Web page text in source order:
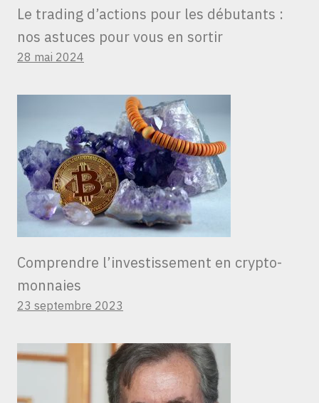
Le trading d’actions pour les débutants :
nos astuces pour vous en sortir
28 mai 2024
Comprendre l’investissement en crypto-
monnaies
23 septembre 2023